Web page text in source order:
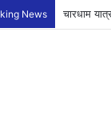
News चारधाम